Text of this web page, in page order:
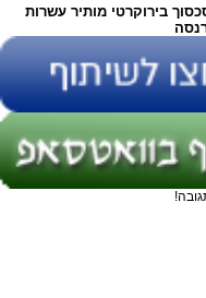
בירוקרטי מותיר עשרות